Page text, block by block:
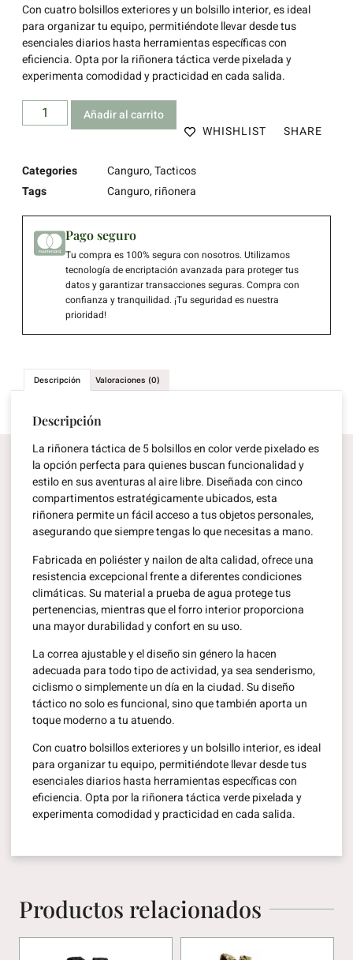
Con cuatro bolsillos exteriores y un bolsillo interior, es ideal
para organizar tu equipo, permitiéndote llevar desde tus
esenciales diarios hasta herramientas específicas con
eficiencia. Opta por la riñonera táctica verde pixelada y
experimenta comodidad y practicidad en cada salida.
Añadir al carrito
WHISHLIST
SHARE
Categories Canguro,Tacticos
Tags
Canguro,riñonera
Pago seguro
Tu compra es 100% segura con nosotros. Utilizamos
tecnología de encriptación avanzada para proteger tus
datos y garantizar transacciones seguras. Compra con
confianza y tranquilidad. ¡Tu seguridad es nuestra
prioridad!
Descripción Valoraciones (0)
Descripción
La riñonera táctica de 5 bolsillos en color verde pixelado es
la opción perfecta para quienes buscan funcionalidad y
estilo en sus aventuras al aire libre. Diseñada con cinco
compartimentos estratégicamente ubicados, esta
riñonera permite un fácil acceso a tus objetos personales,
asegurando que siempre tengas lo que necesitas a mano.
Fabricada en poliéster y nailon de alta calidad, ofrece una
resistencia excepcional frente a diferentes condiciones
climáticas. Su material a prueba de agua protege tus
pertenencias, mientras que el forro interior proporciona
una mayor durabilidad y confort en su uso.
La correa ajustable y el diseño sin género la hacen
adecuada para todo tipo de actividad, ya sea senderismo,
ciclismo o simplemente un día en la ciudad. Su diseño
táctico no solo es funcional, sino que también aporta un
toque moderno a tu atuendo.
Con cuatro bolsillos exteriores y un bolsillo interior, es ideal
para organizar tu equipo, permitiéndote llevar desde tus
esenciales diarios hasta herramientas específicas con
eficiencia. Opta por la riñonera táctica verde pixelada y
experimenta comodidad y practicidad en cada salida.
Productos relacionados